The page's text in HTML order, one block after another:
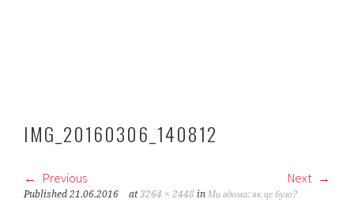
IMG_20160306_140812
Previous Next
Published21.06.2016 at3264 × 2448 inМи вдома: як це було?